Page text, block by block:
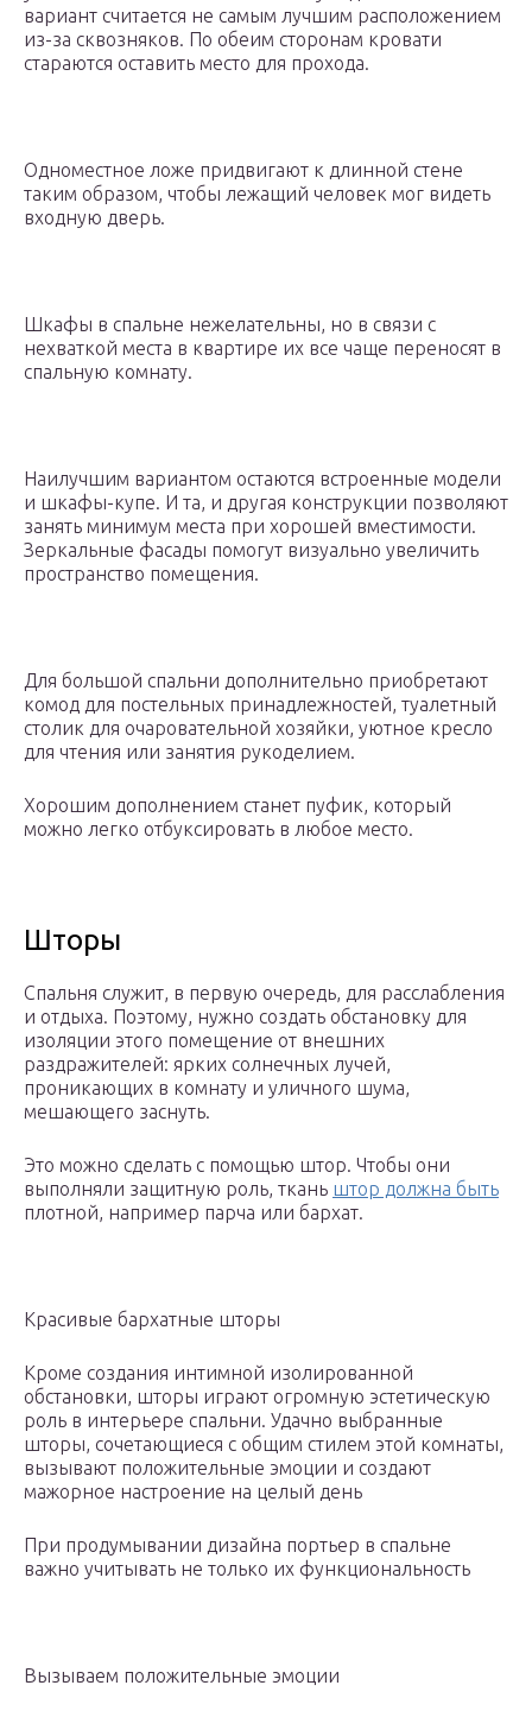
вариант считается не самым лучшим расположением
из-за сквозняков. По обеим сторонам кровати
стараются оставить место для прохода.
Одноместное ложе придвигают к длинной стене
таким образом, чтобы лежащий человек мог видеть
входную дверь.
Шкафы в спальне нежелательны, но в связи с
нехваткой места в квартире их все чаще переносят в
спальную комнату.
Наилучшим вариантом остаются встроенные модели
и шкафы-купе. И та, и другая конструкции позволяют
занять минимум места при хорошей вместимости.
Зеркальные фасады помогут визуально увеличить
пространство помещения.
Для большой спальни дополнительно приобретают
комод для постельных принадлежностей, туалетный
столик для очаровательной хозяйки, уютное кресло
для чтения или занятия рукоделием.
Хорошим дополнением станет пуфик, который
можно легко отбуксировать в любое место.
Шторы
Спальня служит, в первую очередь, для расслабления
и отдыха. Поэтому, нужно создать обстановку для
изоляции этого помещение от внешних
раздражителей: ярких солнечных лучей,
проникающих в комнату и уличного шума,
мешающего заснуть.
Это можно сделать с помощью штор. Чтобы они
выполняли защитную роль, ткань штор должна быть
плотной, например парча или бархат.
Красивые бархатные шторы
Кроме создания интимной изолированной
обстановки, шторы играют огромную эстетическую
роль в интерьере спальни. Удачно выбранные
шторы, сочетающиеся с общим стилем этой комнаты,
вызывают положительные эмоции и создают
мажорное настроение на целый день
При продумывании дизайна портьер в спальне
важно учитывать не только их функциональность
Вызываем положительные эмоции